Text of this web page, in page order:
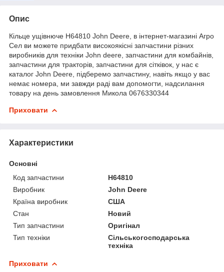
Опис
Кільце ущівнюче H64810 John Deere, в інтернет-магазині Агро
Сел ви можете придбати високоякісні запчастини різних
виробників для техніки John deere, запчастини для комбайнів,
запчастини для тракторів, запчастини для сітківок, у нас є
каталог John Deere, підберемо запчастину, навіть якщо у вас
немає номера, ми завжди раді вам допомогти, надсилання
товару на день замовлення Микола 0676330344
Приховати
Характеристики
Основні
Код запчастини
H64810
Виробник
John Deere
Країна виробник
США
Стан
Новий
Тип запчастини
Оригінал
Тип техніки
Сільськогосподарська
техніка
Приховати